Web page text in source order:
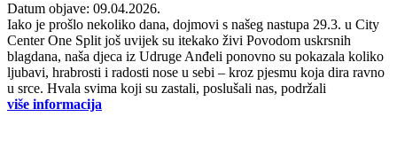
Datum objave: 09.04.2026.
Iako je prošlo nekoliko dana, dojmovi s našeg nastupa 29.3. u City
Center One Split još uvijek su itekako živi Povodom uskrsnih
blagdana, naša djeca iz Udruge Anđeli ponovno su pokazala koliko
ljubavi, hrabrosti i radosti nose u sebi – kroz pjesmu koja dira ravno
u srce. Hvala svima koji su zastali, poslušali nas, podržali
više informacija